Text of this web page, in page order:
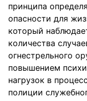
принципа
опасности для
который
количества
огнестрельного
повышением
нагрузок в
полиции